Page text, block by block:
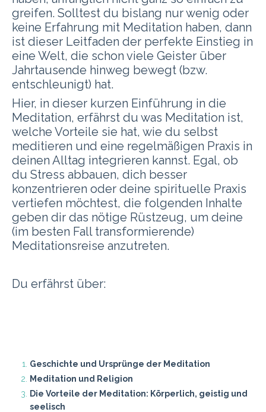
greifen. Solltest du bislang nur wenig oder
keine Erfahrung mit Meditation haben, dann
ist dieser Leitfaden der perfekte Einstieg in
eine Welt, die schon viele Geister über
Jahrtausende hinweg bewegt (bzw.
entschleunigt) hat.
Hier, in dieser kurzen Einführung in die
Meditation, erfährst du was Meditation ist,
welche Vorteile sie hat, wie du selbst
meditieren und eine regelmäßigen Praxis in
deinen Alltag integrieren kannst. Egal, ob
du Stress abbauen, dich besser
konzentrieren oder deine spirituelle Praxis
vertiefen möchtest, die folgenden Inhalte
geben dir das nötige Rüstzeug, um deine
(im besten Fall transformierende)
Meditationsreise anzutreten.
Du erfährst über:
Geschichte und Ursprünge der Meditation
Meditation und Religion
Die Vorteile der Meditation: Körperlich, geistig und
seelisch